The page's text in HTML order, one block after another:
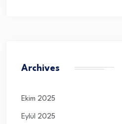
Archives
Ekim 2025
Eylül 2025